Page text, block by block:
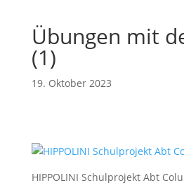
Übungen mit
(1)
19. Oktober 2023
HIPPOLINI Schulprojekt Abt